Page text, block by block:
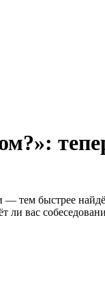
— тем быстрее
вас